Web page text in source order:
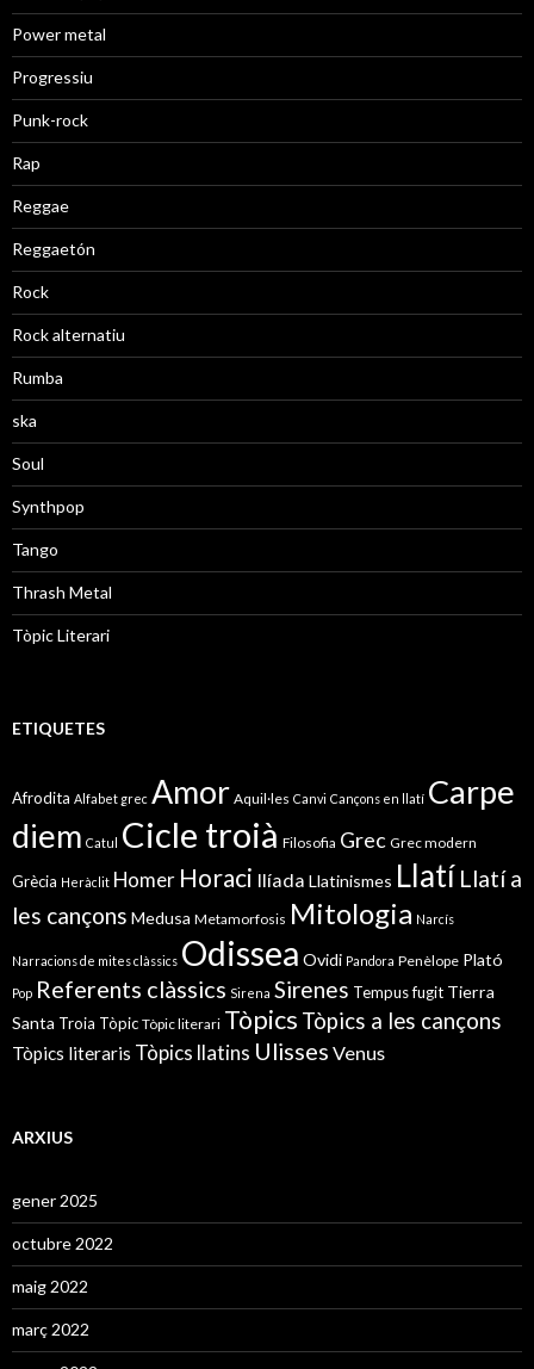
Power metal
Progressiu
Punk-rock
Rap
Reggae
Reggaetón
Rock
Rock alternatiu
Rumba
ska
Soul
Synthpop
Tango
Thrash Metal
Tòpic Literari
ETIQUETES
Afrodita Alfabet grec Amor Aquil·les Canvi Cançons en llatí Carpe
diem Catul Cicle troià Filosofia Grec Grec modern
Grècia Heràclit Homer Horaci Ilíada Llatinismes Llatí Llatí a
les cançons Medusa Metamorfosis Mitologia Narcís
Narracions de mites clàssics Odissea Ovidi Pandora Penèlope Plató
Pop Referents clàssics Sirena Sirenes Tempus fugit Tierra
Santa Troia Tòpic Tòpic literari Tòpics Tòpics a les cançons
Tòpics literaris Tòpics llatins Ulisses Venus
ARXIUS
gener 2025
octubre 2022
maig 2022
març 2022